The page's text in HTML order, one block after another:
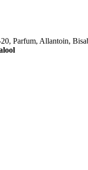
Parfum, Allantoin,